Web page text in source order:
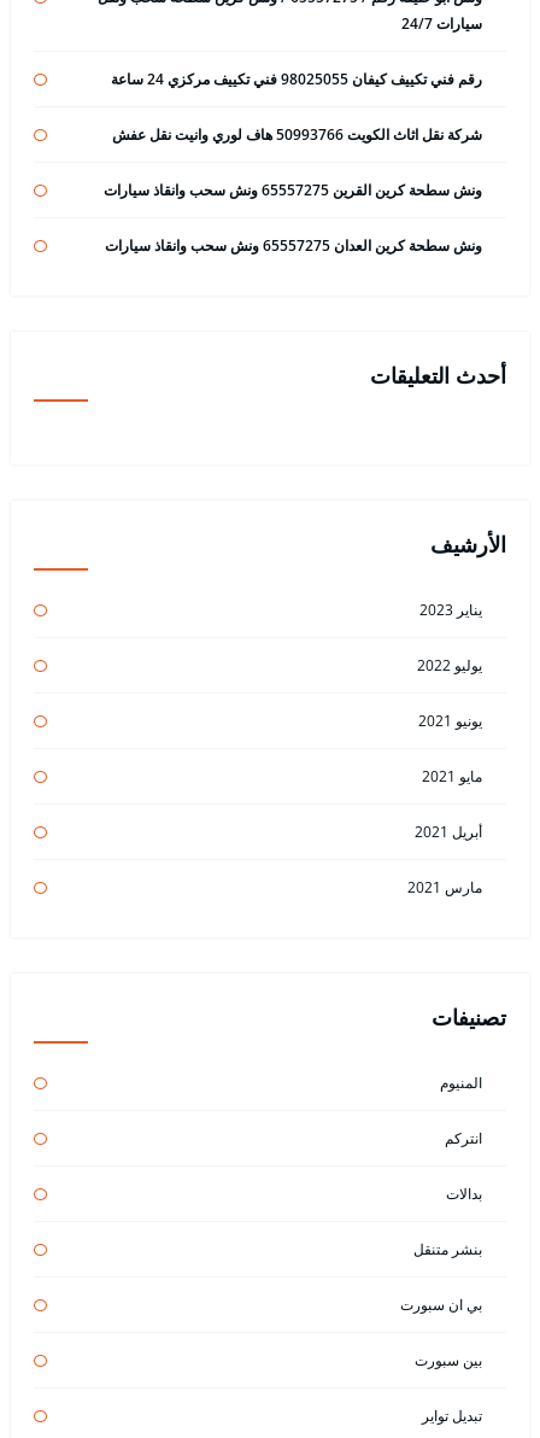
سيارات 24/7
رقم فني تكييف كيفان 98025055 فني تكييف مركزي 24 ساعة
شركة نقل اثاث الكويت 50993766 هاف لوري وانيت نقل عفش
ونش سطحة كرين القرين 65557275 ونش سحب وانقاذ سيارات
ونش سطحة كرين العدان 65557275 ونش سحب وانقاذ سيارات
أحدث التعليقات
الأرشيف
يناير 2023
يوليو 2022
يونيو 2021
مايو 2021
أبريل 2021
مارس 2021
تصنيفات
المنيوم
انتركم
بدالات
بنشر متنقل
بي ان سبورت
بين سبورت
تبديل تواير